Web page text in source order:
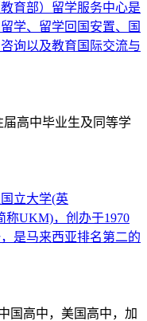
育部）留学服务中心是
学、留学回国安置、国
询以及教育国际交流与
高中毕业生及同等学
立大学(英
称UKM)，创办于1970
是马来西亚排名第二的
国高中，美国高中，加